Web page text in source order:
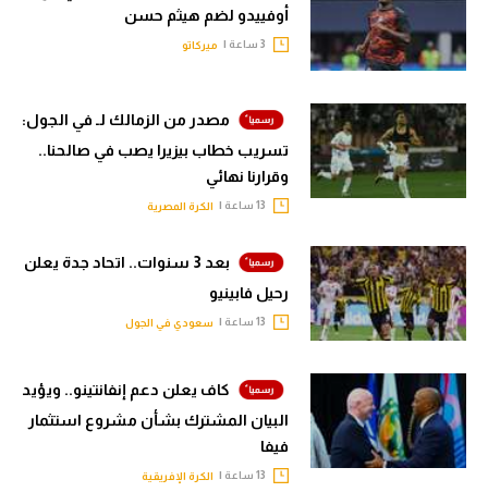
أوفييدو لضم هيثم حسن
ميركاتو
مصدر من الزمالك لـ في الجول:
تسريب خطاب بيزيرا يصب في صالحنا..
وقرارنا نهائي
الكرة المصرية
بعد 3 سنوات.. اتحاد جدة يعلن
رحيل فابينيو
سعودي في الجول
كاف يعلن دعم إنفانتينو.. ويؤيد
البيان المشترك بشأن مشروع استثمار
فيفا
الكرة الإفريقية